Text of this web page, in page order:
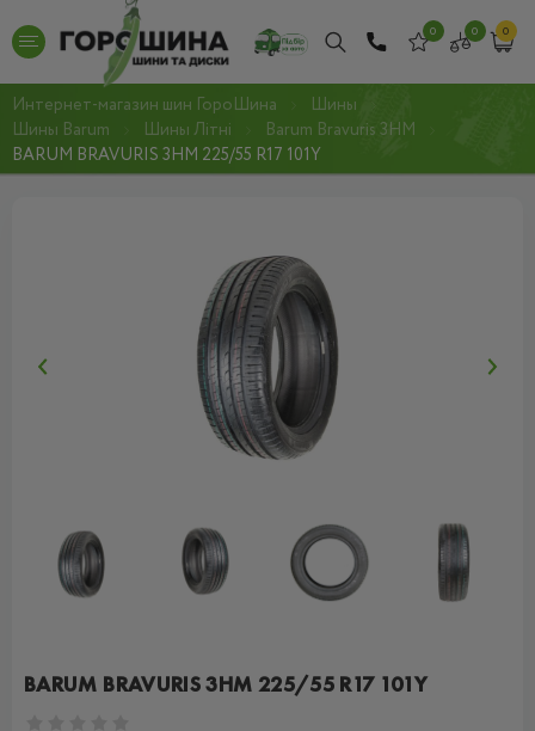
0 0 0
Интернет-магазин шин ГороШина
Шины
Шины Barum
Шины Літні
Barum Bravuris 3HM
BARUM BRAVURIS 3HM 225/55 R17 101Y
BARUM BRAVURIS 3HM 225/55 R17 101Y